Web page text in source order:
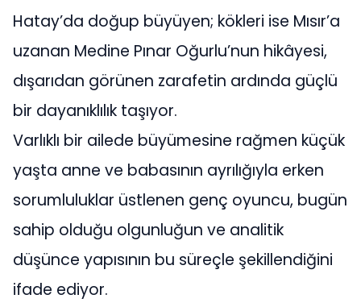
Hatay’da doğup büyüyen; kökleri ise Mısır’a
uzanan Medine Pınar Oğurlu’nun hikâyesi,
dışarıdan görünen zarafetin ardında güçlü
bir dayanıklılık taşıyor.
Varlıklı bir ailede büyümesine rağmen küçük
yaşta anne ve babasının ayrılığıyla erken
sorumluluklar üstlenen genç oyuncu, bugün
sahip olduğu olgunluğun ve analitik
düşünce yapısının bu süreçle şekillendiğini
ifade ediyor.